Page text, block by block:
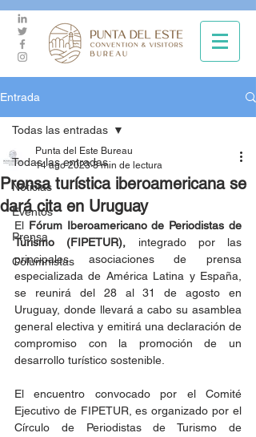
Entrada
Todas las entradas
Noticias
Eventos
Prensa
Columnistas
Todas las entradas
Prensa turística iberoamericana se
dará cita en Uruguay
Punta del Este Bureau
14 ago 2023 3 min de lectura
El Fórum Iberoamericano de Periodistas de
Turismo (FIPETUR), integrado por las
principales asociaciones de prensa
especializada de América Latina y España,
se reunirá del 28 al 31 de agosto en
Uruguay, donde llevará a cabo su asamblea
general electiva y emitirá una declaración de
compromiso con la promoción de un
desarrollo turístico sostenible.
El encuentro convocado por el Comité
Ejecutivo de FIPETUR, es organizado por el
Círculo de Periodistas de Turismo de